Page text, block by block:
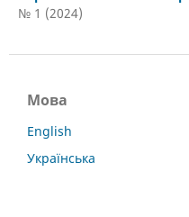
№ 1 (2024)
Мова
English
Українська